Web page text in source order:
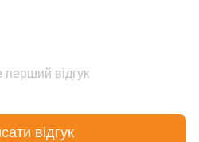
перший відгук
відгук